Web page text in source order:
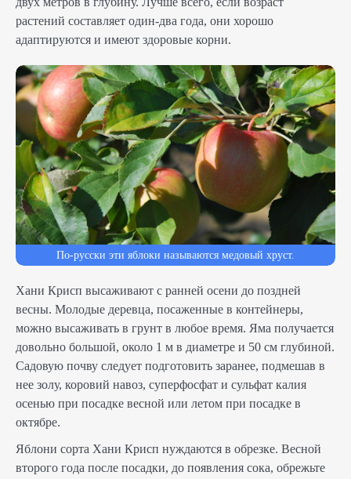
растений составляет один-два года, они хорошо
адаптируются и имеют здоровые корни.
По-русски эти яблоки называются медовый хруст.
Хани Крисп высаживают с ранней осени до поздней
весны. Молодые деревца, посаженные в контейнеры,
можно высаживать в грунт в любое время. Яма получается
довольно большой, около 1 м в диаметре и 50 см глубиной.
Садовую почву следует подготовить заранее, подмешав в
нее золу, коровий навоз, суперфосфат и сульфат калия
осенью при посадке весной или летом при посадке в
октябре.
Яблони сорта Хани Крисп нуждаются в обрезке. Весной
второго года после посадки, до появления сока, обрежьте